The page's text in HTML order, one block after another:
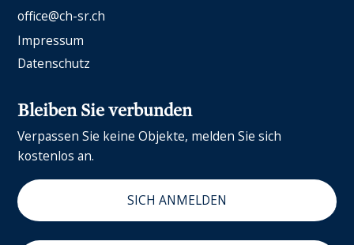
office@ch-sr.ch
Impressum
Datenschutz
Bleiben Sie verbunden
Verpassen Sie keine Objekte, melden Sie sich
kostenlos an.
SICH ANMELDEN